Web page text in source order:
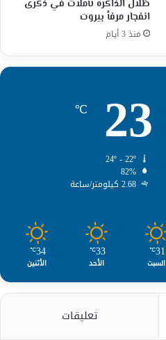
ظلال الذاكرة تأملات في ذكرى
انفجار مرفأ بيروت
منذ 3 أيام
23
℃
82%
2.68 كيلومتر/ساعة
31
℃
السبت
33
℃
الأحد
34
℃
الأثنين
تعليقات